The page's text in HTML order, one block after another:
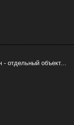
отдельный объект...